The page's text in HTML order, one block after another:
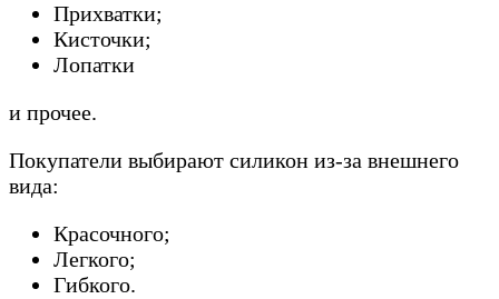
Прихватки;
Кисточки;
Лопатки
и прочее.
Покупатели выбирают силикон из-за внешнего
вида:
Красочного;
Легкого;
Гибкого.